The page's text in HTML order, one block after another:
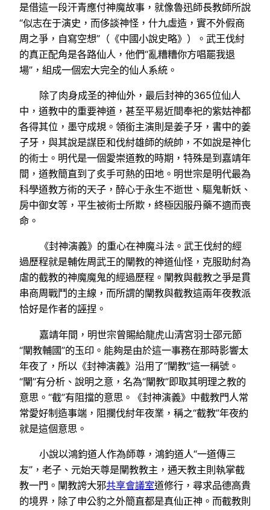
是借這一段汗青應付神魔故事，就像魯迅師長教師所說
“似志在于演史，而侈談神怪，什九虛造，實不外假商
周之爭，自寫空想”（《中國小說史略》）。武王伐紂
的真正配角是各路仙人，他們“亂糟糟你方唱罷我退
場”，組成一個宏大完全的仙人系統。
除了肉身成圣的神仙外，最后封神的365位仙人
中，道教中的重要神道，甚至平易近間奉祀的紫姑神都
各得其位，墨守成規。領銜主演則是姜子牙，書中的姜
子牙，與其說是謀臣和伐紂雄師的統帥，不如說是神化
的術士。明代是一個愛崇道教的時期，特殊是到嘉靖年
間，道教簡直到了炙手可熱的田地。明世宗是明代最為
科學道教方術的天子，醉心于永生不逝世、驅鬼斬妖、
房中御女等，平生被術士所欺，終極因服丹藥不適而喪
命。
《封神演義》的重心在神魔斗法。武王伐紂的經
過歷程就是輔佐周武王的闡教的神道仙怪，克服助紂為
虐的截教的神魔魔鬼的經過歷程。闡教與截教之爭是貫
串商周戰鬥的主線，而所謂的闡教與截教這兩年夜教派
恰好是作者的誣捏。
嘉靖年間，明世宗曾賜給龍虎山清宮羽士邵元節
“闡教輔國”的玉印。能夠是由於這一事務在那時影響太
年夜了，所以《封神演義》沿用了“闡教”這一稱號。
“闡”有分析、說明之意，名為“闡教”即取其明理之教的
意思。“截”有阻擋的意思。《封神演義》中截教門人常
常愛好制造事端，阻攔伐紂年夜業，稱之“截教”年夜約
就是這個意思。
小說以鴻鈞道人作為師尊，鴻鈞道人“一道傳三
友”，老子、元始天尊是闡教教主，通天教主則執掌截
教一門。闡教誇大邪共享會議室道修行，尋求品德高貴
的境界，除了申公豹之外簡直都是真仙正神。而截教則